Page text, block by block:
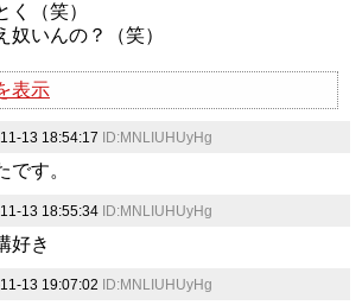
く（笑）
奴いんの？（笑）
表示
13 18:54:17 ID:MNLIUHUyHg
です。
13 18:55:34 ID:MNLIUHUyHg
好き
13 19:07:02 ID:MNLIUHUyHg